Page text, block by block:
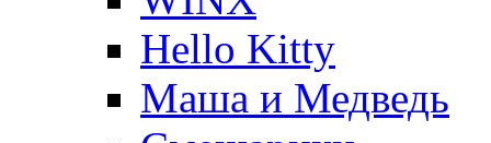
Hello Kitty
Маша и Медведь